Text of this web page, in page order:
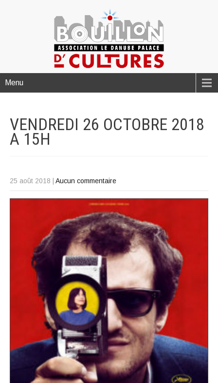
Menu
VENDREDI 26 OCTOBRE 2018
A 15H
25 août 2018 Aucun commentaire